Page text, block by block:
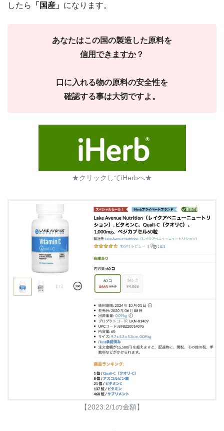
したら 「国産」 になります。
あなたはこの国の製造した原料を
信用できますか？
口に入れる物の原料の安全性を
確認する事は大切ですよ。
★クリックしてiHerbへ★
【2023.2/1の金額】